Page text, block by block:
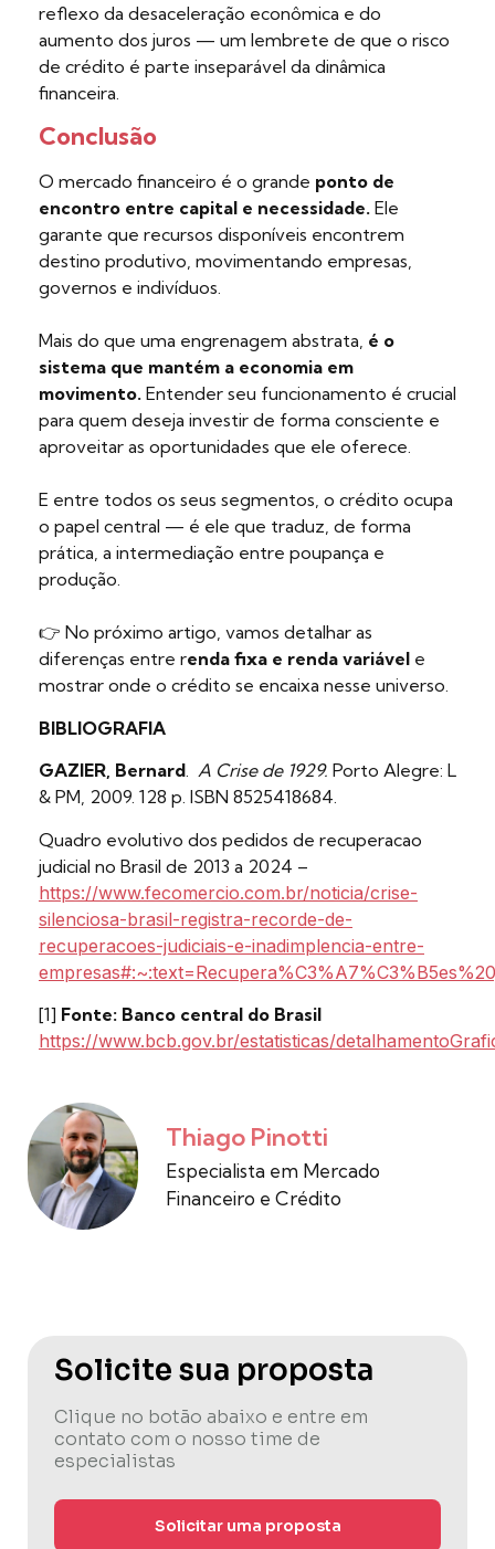
reflexo da desaceleração econômica e do
aumento dos juros — um lembrete de que o risco
de crédito é parte inseparável da dinâmica
financeira.
Conclusão
O mercado financeiro é o grande ponto de
encontro entre capital e necessidade. Ele
garante que recursos disponíveis encontrem
destino produtivo, movimentando empresas,
governos e indivíduos.
Mais do que uma engrenagem abstrata, é o
sistema que mantém a economia em
movimento. Entender seu funcionamento é crucial
para quem deseja investir de forma consciente e
aproveitar as oportunidades que ele oferece.
E entre todos os seus segmentos, o crédito ocupa
o papel central — é ele que traduz, de forma
prática, a intermediação entre poupança e
produção.
👉 No próximo artigo, vamos detalhar as
diferenças entre renda fixa e renda variável e
mostrar onde o crédito se encaixa nesse universo.
BIBLIOGRAFIA
GAZIER, Bernard. A Crise de 1929. Porto Alegre: L
& PM, 2009. 128 p. ISBN 8525418684.
Quadro evolutivo dos pedidos de recuperacao
judicial no Brasil de 2013 a 2024 –
https://www.fecomercio.com.br/noticia/crise-
silenciosa-brasil-registra-recorde-de-
recuperacoes-judiciais-e-inadimplencia-entre-
[1] Fonte: Banco central do Brasil
https://www.bcb.gov.br/estatisticas/
Thiago Pinotti
Especialista em Mercado
Financeiro e Crédito
Solicite sua proposta
Clique no botão abaixo e entre em
contato com o nosso time de
especialistas
Solicitar uma proposta